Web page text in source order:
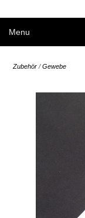
Menu
Zubehör /Gewebe